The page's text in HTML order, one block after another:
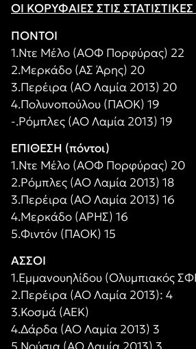
ΟΙ ΚΟΡΥΦΑΙΕΣ ΣΤΙΣ
ΠΟΝΤΟΙ
1.Ντε Μέλο (ΑΟΦ Πορφύρας) 22
2.Μερκάδο (ΑΣ Άρης) 20
3.Περέιρα (ΑΟ Λαμία 2013) 20
4.Πολυνοπούλου (ΠΑΟΚ) 19
-.Ρόμπλες (ΑΟ Λαμία 2013) 19
ΕΠΙΘΕΣΗ (πόντοι)
1.Ντε Μέλο (ΑΟΦ Πορφύρας) 20
2.Ρόμπλες (ΑΟ Λαμία 2013) 18
3.Περέιρα (ΑΟ Λαμία 2013) 16
4.Μερκάδο (ΑΡΗΣ) 16
5.Φιντόν (ΠΑΟΚ) 15
ΑΣΣΟΙ
1.Εμμανουηλίδου (Ολυμπιακός
2.Περέιρα (ΑΟ Λαμία 2013): 4
3.Κοσμά (ΑΕΚ)
4.Δάρδα (ΑΟ Λαμία 2013) 3